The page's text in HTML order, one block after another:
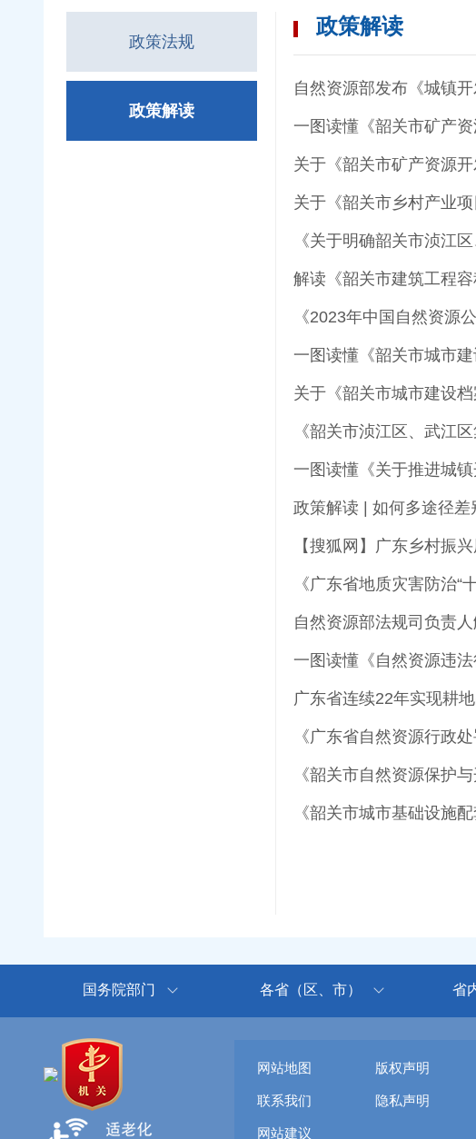
政策法规
政策解读
政策解读
自然资源部发布《城镇
一图读懂《韶关市矿产资
关于《韶关市矿产资源
关于《韶关市乡村产业
《关于明确韶关市浈江
解读《韶关市建筑工程容
《2023年中国自然资源
一图读懂《韶关市城市建
关于《韶关市城市建设
《韶关市浈江区、武江
一图读懂《关于推进城
政策解读 | 如何多途径差
【搜狐网】广东乡村振
《广东省地质灾害防治“
自然资源部法规司负责
一图读懂《自然资源违
广东省连续22年实现耕
《广东省自然资源行政
《韶关市自然资源保护
《韶关市城市基础设施
国务院部门 各省（区、市） 省
网站地图 版权声明
联系我们 隐私声明
网站建议